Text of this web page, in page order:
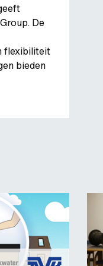
De
flexibiliteit
bieden
VIDEO